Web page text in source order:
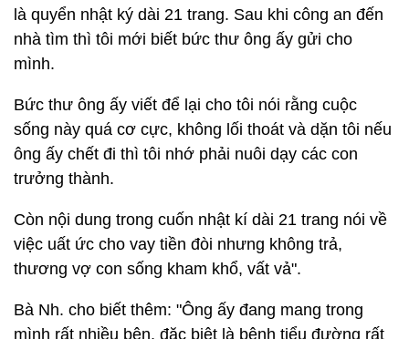
là quyển nhật ký dài 21 trang. Sau khi công an đến
nhà tìm thì tôi mới biết bức thư ông ấy gửi cho
mình.
Bức thư ông ấy viết để lại cho tôi nói rằng cuộc
sống này quá cơ cực, không lối thoát và dặn tôi nếu
ông ấy chết đi thì tôi nhớ phải nuôi dạy các con
trưởng thành.
Còn nội dung trong cuốn nhật kí dài 21 trang nói về
việc uất ức cho vay tiền đòi nhưng không trả,
thương vợ con sống kham khổ, vất vả".
Bà Nh. cho biết thêm: "Ông ấy đang mang trong
mình rất nhiều bện, đặc biệt là bệnh tiểu đường rất